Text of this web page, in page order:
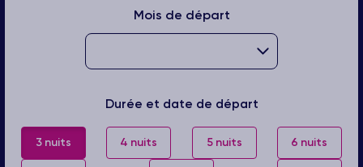
Mois de départ
Durée et date de départ
3 nuits 4 nuits 5 nuits 6 nuits